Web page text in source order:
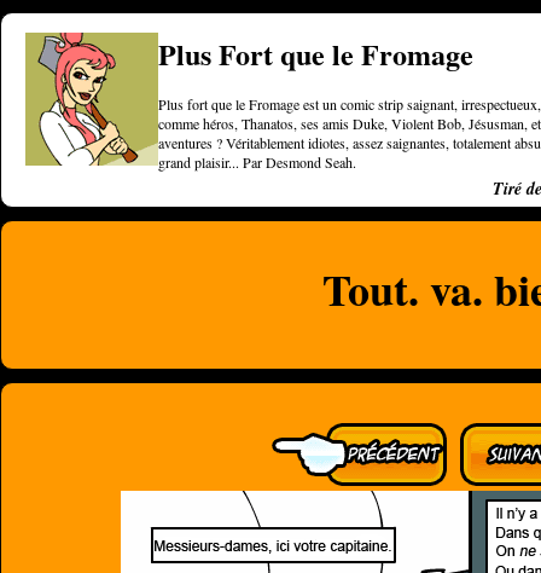
Plus Fort que le Fromage
Plus fort que le Fromage est un comic strip saignant,
comme héros, Thanatos, ses amis Duke, Violent Bob, Jésusman,
aventures ? Véritablement idiotes, assez saignantes, totalement
grand plaisir... Par Desmond Seah.
Tiré
Tout. va.